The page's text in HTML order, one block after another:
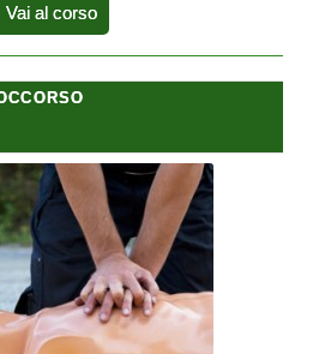
Vai al corso